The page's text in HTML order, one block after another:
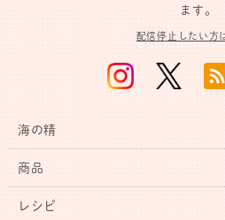
ます。
配信停止したい方
海の精
商品
レシピ